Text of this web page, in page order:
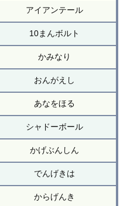
アイアンテール
10まんボルト
かみなり
おんがえし
あなをほる
シャドーボール
かげぶんしん
でんげきは
からげんき